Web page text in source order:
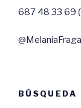
687 48 33 69
BÚSQUEDA